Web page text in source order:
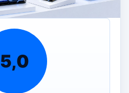
5,0